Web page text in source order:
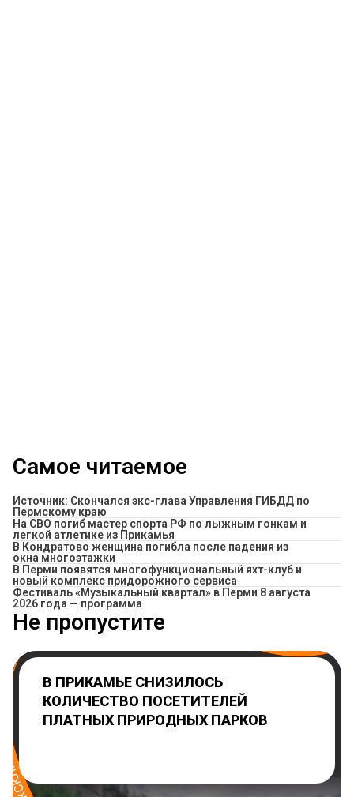
Самое читаемое
Источник: Скончался экс-глава Управления ГИБДД по
Пермскому краю
На СВО погиб мастер спорта РФ по лыжным гонкам и
легкой атлетике из Прикамья
В Кондратово женщина погибла после падения из
окна многоэтажки
В Перми появятся многофункциональный яхт-клуб и
новый комплекс придорожного сервиса
Фестиваль «Музыкальный квартал» в Перми 8 августа
2026 года — программа
Не пропустите
В ПРИКАМЬЕ СНИЗИЛОСЬ
КОЛИЧЕСТВО ПОСЕТИТЕЛЕЙ
ПЛАТНЫХ ПРИРОДНЫХ ПАРКОВ